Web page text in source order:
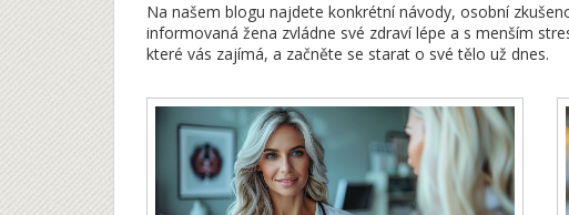
Na našem blogu najdete konkrétní návody, osobní
informovaná žena zvládne své zdraví lépe a s menším
které vás zajímá, a začněte se starat o své tělo už dnes.